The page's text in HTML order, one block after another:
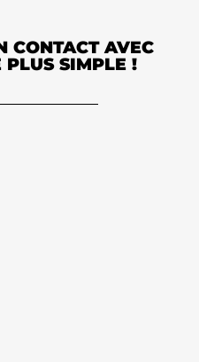
CONTACT AVEC
PLUS SIMPLE !